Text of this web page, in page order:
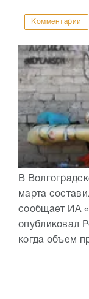
Комментарии
В
марта
сообщает ИА
опубликовал
когда объем